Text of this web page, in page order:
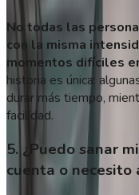
No todas las
con la misma
momentos difíciles
historia es única:
durar más tiempo,
facilidad.
5. ¿Puedo sanar
cuenta o necesito